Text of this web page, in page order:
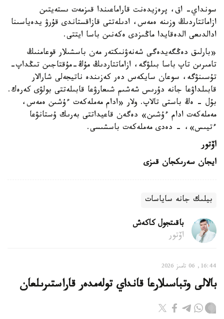
سونداي- اق، پرەزيدەنت قاراماعىندا قىزمەت ىستەيتىن
ازاماتتاردىڭ وزىنە ەمەس، ادىلەتتى قازاقستاندى قۇرۋ يدەياسىنا
ادالدىعى الدەقايدا ماڭىزدى ەكەنىن باسا ايتتى.
«بارلىق دەڭگەيدەگى شەنەۋنىكتەر مەن باسشىلار قوعامنىڭ
تامىرىن تاپ باسا بىلۋگە، ازاماتتاردىڭ مۇڭ-مۇقتاجىن تىڭداپ-
تۇسىنۋگە، سوعان سايكەس دەر كەزىندە ناتيجەلى شارالار
قابىلداۋعا جانە دۇرىس شەشىم شىعارۋعا قابىلەتتى بولۋى كەرەك.
بۇل - ەڭ باستى تالاپ. ولار «ادام مەملەكەت ءۇشىن ەمەس،
مەملەكەت ادام ءۇشىن» دەگەن قاعيداتتى بەرىك ۇستانۋعا
ءتيىس»، - دەدى مەملەكەت باسشىسى.
اۆتور
ايجان سەرىكجان قىزى
بيلىك جانە ساياسات
باقىتجول كاكەش
اۆتور
16:44, 06 تامىز 2026
بالالى وتباسىلارعا قانداي تولەمدەر قاراستىرىلعان